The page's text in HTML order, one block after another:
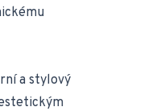
a stylový